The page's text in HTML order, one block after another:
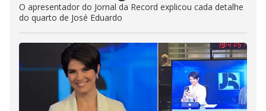
O apresentador do Jornal da Record explicou cada detalhe
do quarto de José Eduardo